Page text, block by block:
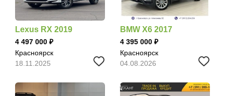
Lexus RX 2019
4 497 000
Красноярск
18.11.2025
BMW X6 2017
4 395 000
Красноярск
04.08.2026